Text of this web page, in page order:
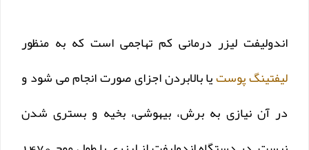
اندولیفت لیزر درمانی کم تهاجمی است که به منظور
لیفتینگ پوستیا بالابردن اجزای صورت انجام می شود و
در آن نیازی به برش، بیهوشی، بخیه و بستری شدن